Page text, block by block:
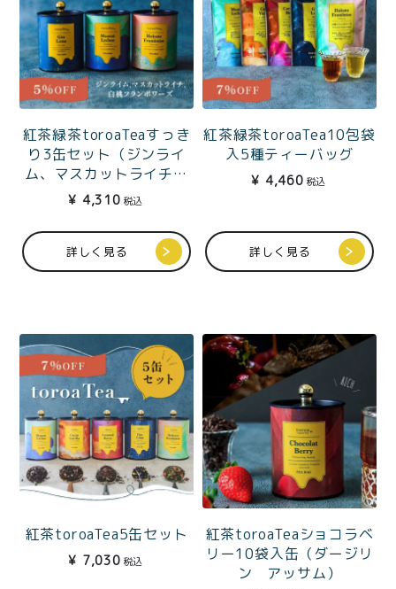
読みもの
会社概要
お問い合わせ
商品
特集記事
メンバー特典
ご利用ガイド
プライバシーポリシー
特定商取引法に基づく表記
紅茶緑茶toroaTeaすっき
り3缶セット（ジンライ
ム、マスカットライチ、
白桃フランボワーズ）
¥ 4,310 税込
詳しく見る
紅茶緑茶toroaTea10包袋
入5種ティーバッグ
¥ 4,460 税込
詳しく見る
紅茶toroaTea5缶セット
¥ 7,030 税込
紅茶toroaTeaショコラベ
リー10袋入缶（ダージリ
ン アッサム）